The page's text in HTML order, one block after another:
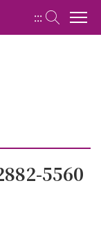
5560
:::